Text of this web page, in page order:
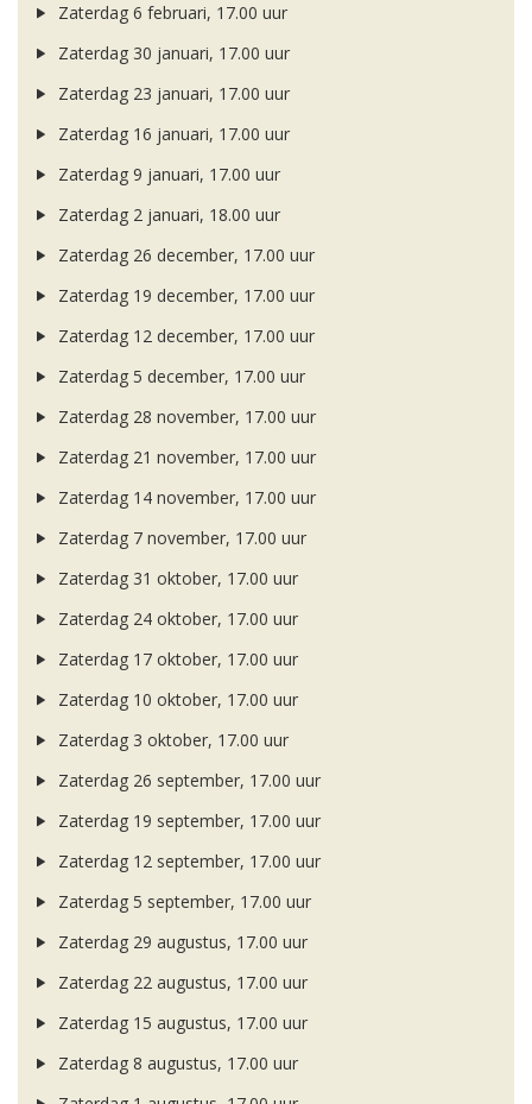
Zaterdag 6 februari, 17.00 uur
Zaterdag 30 januari, 17.00 uur
Zaterdag 23 januari, 17.00 uur
Zaterdag 16 januari, 17.00 uur
Zaterdag 9 januari, 17.00 uur
Zaterdag 2 januari, 18.00 uur
Zaterdag 26 december, 17.00 uur
Zaterdag 19 december, 17.00 uur
Zaterdag 12 december, 17.00 uur
Zaterdag 5 december, 17.00 uur
Zaterdag 28 november, 17.00 uur
Zaterdag 21 november, 17.00 uur
Zaterdag 14 november, 17.00 uur
Zaterdag 7 november, 17.00 uur
Zaterdag 31 oktober, 17.00 uur
Zaterdag 24 oktober, 17.00 uur
Zaterdag 17 oktober, 17.00 uur
Zaterdag 10 oktober, 17.00 uur
Zaterdag 3 oktober, 17.00 uur
Zaterdag 26 september, 17.00 uur
Zaterdag 19 september, 17.00 uur
Zaterdag 12 september, 17.00 uur
Zaterdag 5 september, 17.00 uur
Zaterdag 29 augustus, 17.00 uur
Zaterdag 22 augustus, 17.00 uur
Zaterdag 15 augustus, 17.00 uur
Zaterdag 8 augustus, 17.00 uur